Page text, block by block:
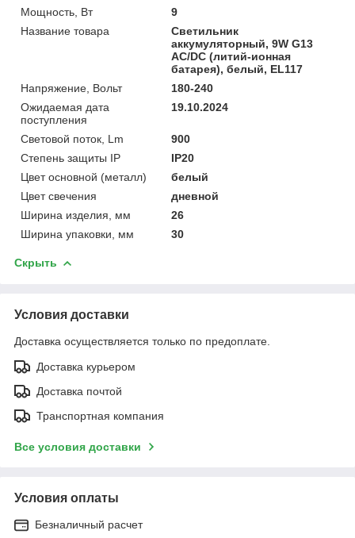
Мощность, Вт
9
Название товара
Светильник
аккумуляторный, 9W G13
AC/DC (литий-ионная
батарея), белый, EL117
Напряжение, Вольт
180-240
Ожидаемая дата
поступления
19.10.2024
Световой поток, Lm
900
Степень защиты IP
IP20
Цвет основной (металл)
белый
Цвет свечения
дневной
Ширина изделия, мм
26
Ширина упаковки, мм
30
Скрыть
Условия доставки
Доставка осуществляется только по предоплате.
Доставка курьером
Доставка почтой
Транспортная компания
Все условия доставки
Условия оплаты
Безналичный расчет